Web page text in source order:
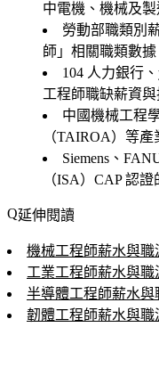
中電機、機械及製
勞動部職類別
師」相關職類數據
104 人力銀行
工程師職缺薪資
中國機械工程
（TAIROA）等
Siemens、
（ISA）CAP 認
延伸閱讀
機械工程師薪水與職
工業工程師薪水與職
半導體工程師薪水與
韌體工程師薪水與職